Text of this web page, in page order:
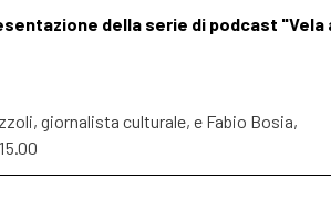
della serie di podcast "Vela
giornalista culturale, e Fabio Bosia,